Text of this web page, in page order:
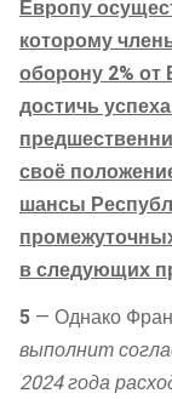
Европу
которому
оборону 2%
достичь
своё
шансы
в следующих
5 — Однако
выполнит
2024 года